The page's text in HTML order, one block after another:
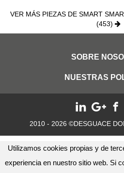
Utilizamos cookies propias y de
experiencia en nuestro sitio web. Si
VER MÁS PIEZAS DE SMART
(453)
SOBRE
NUESTRAS
2010 - 2026 ©DESGUACE